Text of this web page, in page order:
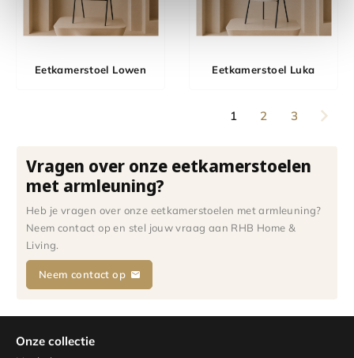
Eetkamerstoel Lowen Eetkamerstoel Luka
1 2 3
Vragen over onze eetkamerstoelen
met armleuning?
Heb je vragen over onze eetkamerstoelen met armleuning?
Neem contact op en stel jouw vraag aan RHB Home &
Living.
Neem contact op
Onze collectie